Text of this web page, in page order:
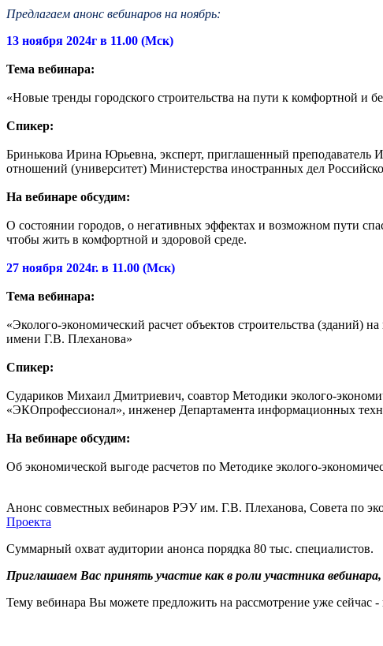
Предлагаем анонс вебинаров на ноябрь:
13 ноября 2024г в 11.00 (Мск)
Тема вебинара:
«Новые тренды городского строительства на пути к комфортной и
Спикер:
Бринькова Ирина Юрьевна, эксперт, приглашенный преподаватель
отношений (университет) Министерства иностранных дел
На вебинаре обсудим:
О состоянии городов, о негативных эффектах и возможном пути
чтобы жить в комфортной и здоровой среде.
27 ноября 2024г. в 11.00 (Мск)
Тема вебинара:
«Эколого-экономический расчет объектов строительства
имени Г.В. Плеханова»
Спикер:
Судариков Михаил Дмитриевич, соавтор Методики эколого-
«ЭКОпрофессионал», инженер Департамента информационных
На вебинаре обсудим:
Об экономической выгоде расчетов по Методике эколого-
Анонс совместных вебинаров РЭУ им. Г.В. Плеханова, Совета по
Проекта
Суммарный охват аудитории анонса порядка 80 тыс. специалистов.
Приглашаем Вас принять участие как в роли участника
Тему вебинара Вы можете предложить на рассмотрение уже сейчас